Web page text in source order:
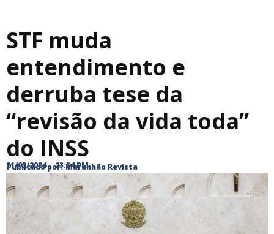
STF muda
entendimento e
derruba tese da
“revisão da vida toda”
do INSS
Publicado por: Maranhão Revista
21/03/2024 23:34 PM